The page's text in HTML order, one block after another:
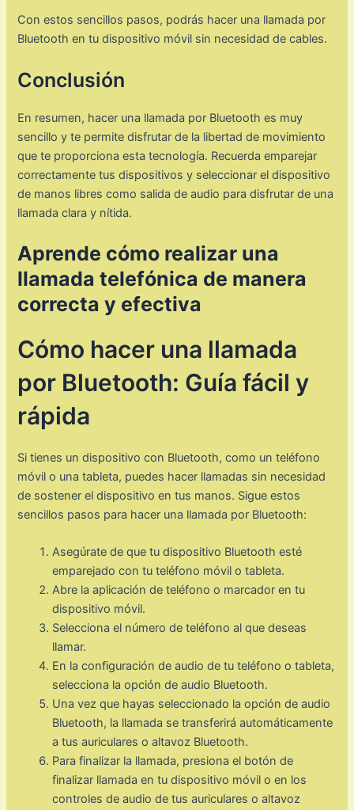
Con estos sencillos pasos, podrás hacer una llamada por
Bluetooth en tu dispositivo móvil sin necesidad de cables.
Conclusión
En resumen, hacer una llamada por Bluetooth es muy
sencillo y te permite disfrutar de la libertad de movimiento
que te proporciona esta tecnología. Recuerda emparejar
correctamente tus dispositivos y seleccionar el dispositivo
de manos libres como salida de audio para disfrutar de una
llamada clara y nítida.
Aprende cómo realizar una
llamada telefónica de manera
correcta y efectiva
Cómo hacer una llamada
por Bluetooth: Guía fácil y
rápida
Si tienes un dispositivo con Bluetooth, como un teléfono
móvil o una tableta, puedes hacer llamadas sin necesidad
de sostener el dispositivo en tus manos. Sigue estos
sencillos pasos para hacer una llamada por Bluetooth:
Asegúrate de que tu dispositivo Bluetooth esté
emparejado con tu teléfono móvil o tableta.
Abre la aplicación de teléfono o marcador en tu
dispositivo móvil.
Selecciona el número de teléfono al que deseas
llamar.
En la configuración de audio de tu teléfono o tableta,
selecciona la opción de audio Bluetooth.
Una vez que hayas seleccionado la opción de audio
Bluetooth, la llamada se transferirá automáticamente
a tus auriculares o altavoz Bluetooth.
Para finalizar la llamada, presiona el botón de
finalizar llamada en tu dispositivo móvil o en los
controles de audio de tus auriculares o altavoz